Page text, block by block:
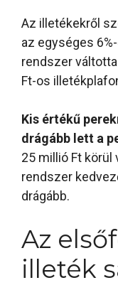
Az illetékekről
az egységes
rendszer
Ft-os
Kis értékű
drágább lett a
25 millió Ft körül
rendszer
drágább.
Az
illeték